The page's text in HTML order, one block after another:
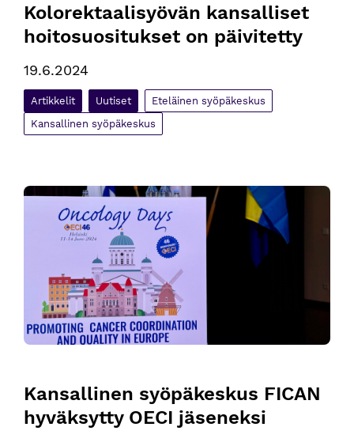
Kolorektaalisyövän kansalliset
hoitosuositukset on päivitetty
19.6.2024
Artikkelit Uutiset
Eteläinen syöpäkeskus
Kansallinen syöpäkeskus
Kansallinen syöpäkeskus FICAN hyväksytty OECI jäseneksi
Kansallinen syöpäkeskus FICAN
hyväksytty OECI jäseneksi